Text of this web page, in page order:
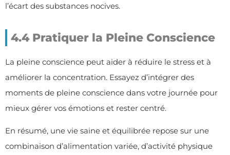
l’écart des substances nocives.
4.4 Pratiquer la Pleine Conscience
La pleine conscience peut aider à réduire le stress et à
améliorer la concentration. Essayez d’intégrer des
moments de pleine conscience dans votre journée pour
mieux gérer vos émotions et rester centré.
En résumé, une vie saine et équilibrée repose sur une
combinaison d’alimentation variée, d’activité physique